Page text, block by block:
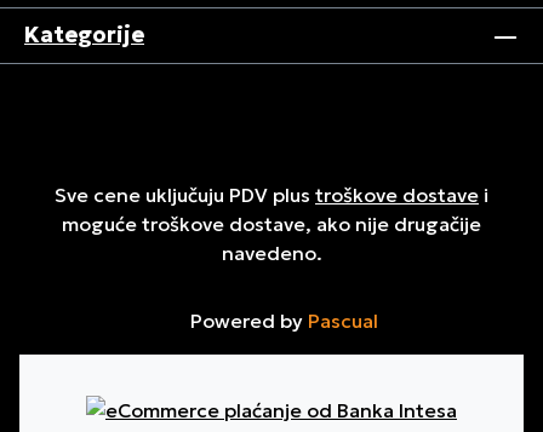
Kategorije
Sve cene uključuju PDV plus troškove dostave i
moguće troškove dostave, ako nije drugačije
navedeno.
Powered by Pascual